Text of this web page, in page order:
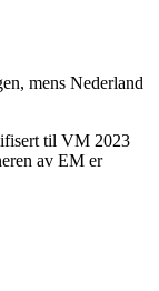
mens Nederland
til VM 2023
av EM er